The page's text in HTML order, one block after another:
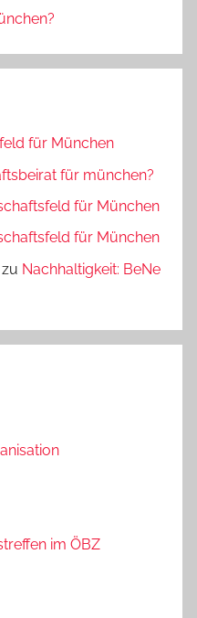
für München
für münchen?
für München
für München
zu Nachhaltigkeit: BeNe
im ÖBZ